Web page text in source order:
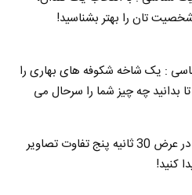
تان را بهتر بشناسید!
: یک شاخه شکوفه های بهاری را
بدانید چه چیز شما را سرحال می‌
بازی فکری : در عرض 30 ثانیه پنج تفاوت تصاویر
کنید!